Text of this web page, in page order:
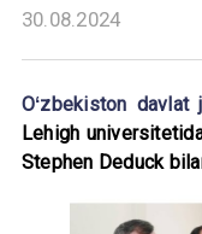
30.08.2024
Oʻzbekiston
Lehigh
Stephen Deduck